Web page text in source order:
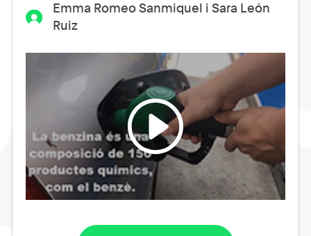
Emma Romeo Sanmiquel i Sara León
Ruiz